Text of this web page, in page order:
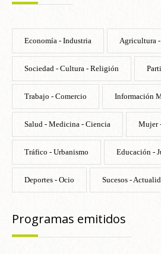
Economía - Industria Agricultura
Sociedad - Cultura - Religión
Trabajo - Comercio Información
Salud - Medicina - Ciencia Mujer
Tráfico - Urbanismo Educación -
Deportes - Ocio Sucesos -
Programas emitidos